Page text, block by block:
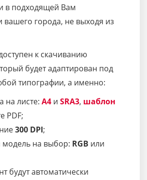
в подходящей Вам
вашего города, не выходя из
к скачиванию
будет адаптирован под
типографии, а именно:
на листе: A4 и SRA3, шаблон
PDF;
300 DPI;
модель на выбор: RGB или
будут автоматически